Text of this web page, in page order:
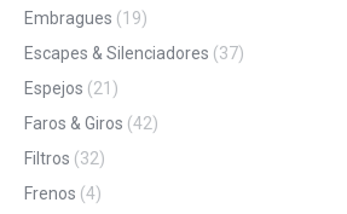
Embragues (19)
Escapes & Silenciadores (37)
Espejos (21)
Faros & Giros (42)
Filtros (32)
Frenos (4)